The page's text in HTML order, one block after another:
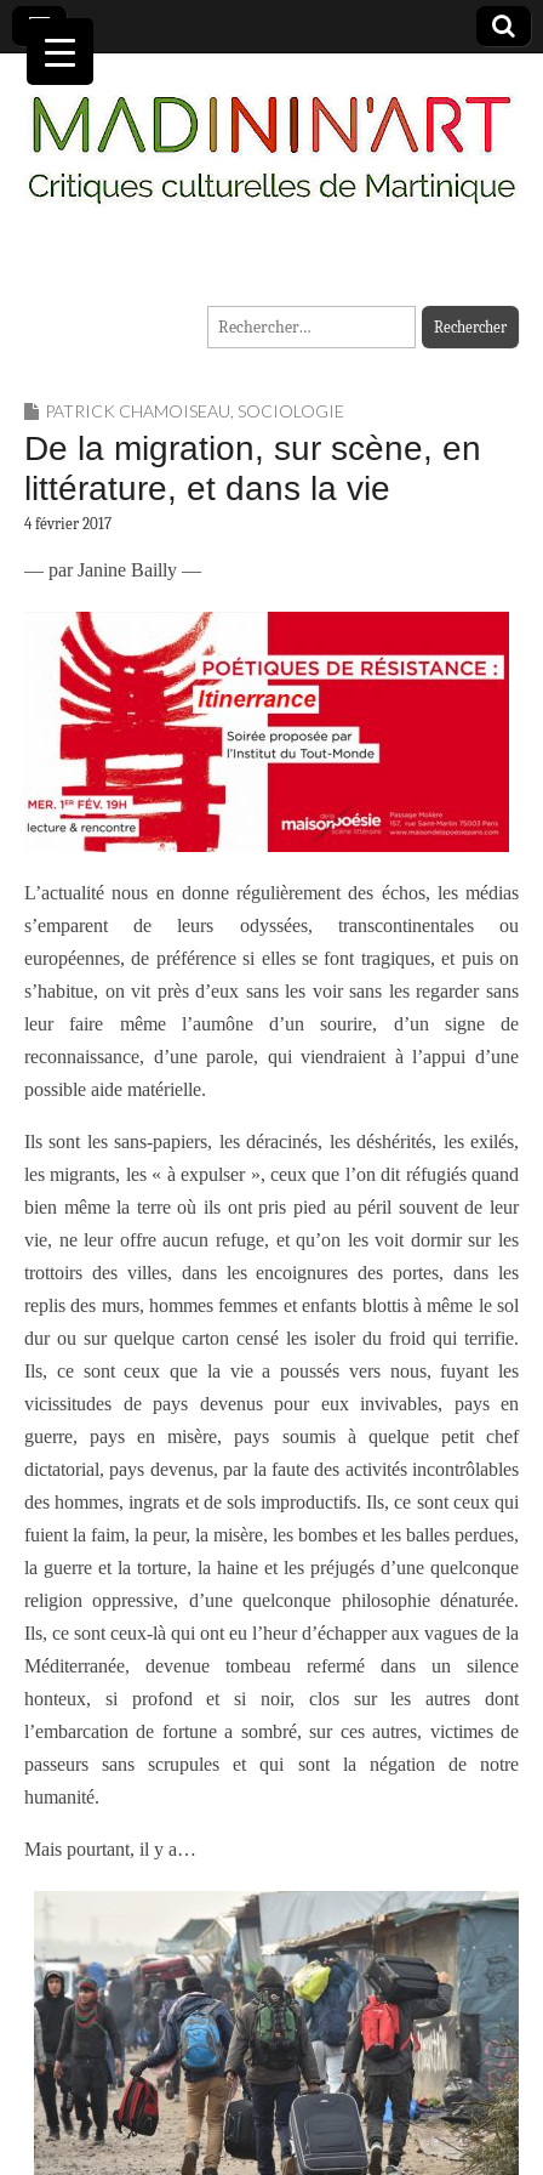
MADININ'ART
Rechercher :
PATRICK CHAMOISEAU, SOCIOLOGIE
De la migration, sur scène, en
littérature, et dans la vie
4 février 2017
— par Janine Bailly —
L’actualité nous en donne régulièrement des échos, les médias
s’emparent de leurs odyssées, transcontinentales ou
européennes, de préférence si elles se font tragiques, et puis on
s’habitue, on vit près d’eux sans les voir sans les regarder sans
leur faire même l’aumône d’un sourire, d’un signe de
reconnaissance, d’une parole, qui viendraient à l’appui d’une
possible aide matérielle.
Ils sont les sans-papiers, les déracinés, les déshérités, les exilés,
les migrants, les « à expulser », ceux que l’on dit réfugiés quand
bien même la terre où ils ont pris pied au péril souvent de leur
vie, ne leur offre aucun refuge, et qu’on les voit dormir sur les
trottoirs des villes, dans les encoignures des portes, dans les
replis des murs, hommes femmes et enfants blottis à même le sol
dur ou sur quelque carton censé les isoler du froid qui terrifie.
Ils, ce sont ceux que la vie a poussés vers nous, fuyant les
vicissitudes de pays devenus pour eux invivables, pays en
guerre, pays en misère, pays soumis à quelque petit chef
dictatorial, pays devenus, par la faute des activités incontrôlables
des hommes, ingrats et de sols improductifs. Ils, ce sont ceux qui
fuient la faim, la peur, la misère, les bombes et les balles perdues,
la guerre et la torture, la haine et les préjugés d’une quelconque
religion oppressive, d’une quelconque philosophie dénaturée.
Ils, ce sont ceux-là qui ont eu l’heur d’échapper aux vagues de la
Méditerranée, devenue tombeau refermé dans un silence
honteux, si profond et si noir, clos sur les autres dont
l’embarcation de fortune a sombré, sur ces autres, victimes de
passeurs sans scrupules et qui sont la négation de notre
humanité.
Mais pourtant, il y a…